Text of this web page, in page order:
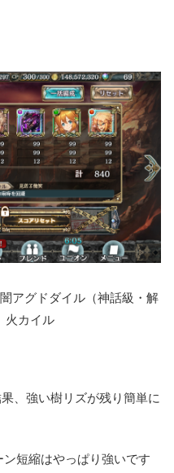
アグドダイル（神話級・解
火カイル
、強い樹リズが残り簡単に
短縮はやっぱり強いです